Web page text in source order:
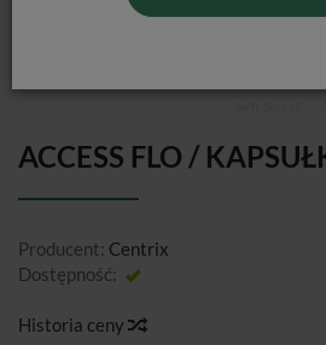
ACCESS FLO /
Producent: Centrix
Dostępność:
Historia ceny